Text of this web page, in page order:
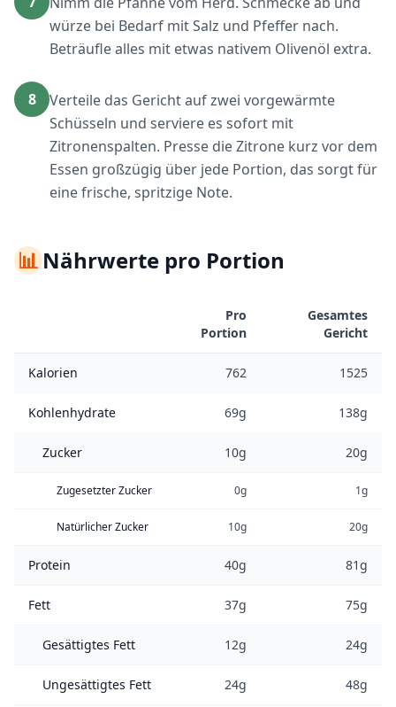
würze bei Bedarf mit Salz und Pfeffer nach.
Beträufle alles mit etwas nativem Olivenöl extra.
8
Verteile das Gericht auf zwei vorgewärmte
Schüsseln und serviere es sofort mit
Zitronenspalten. Presse die Zitrone kurz vor dem
Essen großzügig über jede Portion, das sorgt für
eine frische, spritzige Note.
📊Nährwerte pro Portion
Pro
Portion
Gesamtes
Gericht
Kalorien 762 1525
Kohlenhydrate 69g 138g
Zucker 10g 20g
Zugesetzter Zucker 0g 1g
Natürlicher Zucker 10g 20g
Protein 40g 81g
Fett 37g 75g
Gesättigtes Fett 12g 24g
Ungesättigtes Fett 24g 48g